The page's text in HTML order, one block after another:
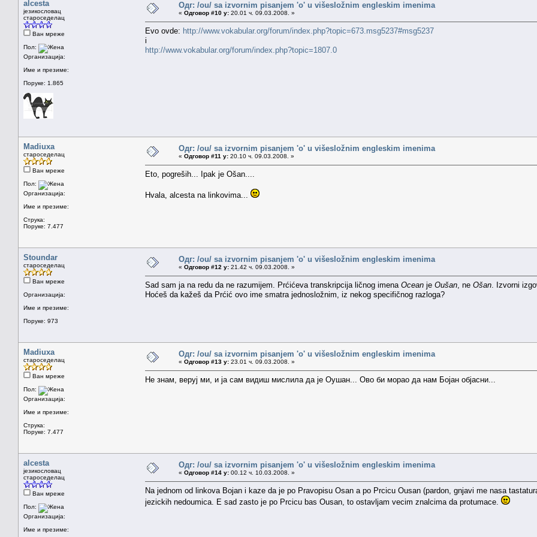
alcesta
језикословац
староседелац
Ван мреже
Пол:
Организација:
Име и презиме:
Поруке: 1.865
Одг: /ou/ sa izvornim pisanjem 'o' u višesložnim engleskim imenima
« Одговор #10 у: 20.01 ч. 09.03.2008. »
Evo ovde: http://www.vokabular.org/forum/index.php?topic=673.msg5237#msg5237
i
http://www.vokabular.org/forum/index.php?topic=1807.0
Madiuxa
староседелац
Ван мреже
Пол:
Организација:
Име и презиме:
Струка:
Поруке: 7.477
Одг: /ou/ sa izvornim pisanjem 'o' u višesložnim engleskim imenima
« Одговор #11 у: 20.10 ч. 09.03.2008. »
Eto, pogreših... Ipak je Ošan....
Hvala, alcesta na linkovima...
Stoundar
староседелац
Ван мреже
Организација:
Име и презиме:
Поруке: 973
Одг: /ou/ sa izvornim pisanjem 'o' u višesložnim engleskim imenima
« Одговор #12 у: 21.42 ч. 09.03.2008. »
Sad sam ja na redu da ne razumijem. Prćićeva transkripcija ličnog imena Ocean je Oušan , ne Ošan . Izvorni
Hoćeš da kažeš da Prćić ovo ime smatra jednosložnim, iz nekog specifičnog razloga?
Madiuxa
староседелац
Ван мреже
Пол:
Организација:
Име и презиме:
Струка:
Поруке: 7.477
Одг: /ou/ sa izvornim pisanjem 'o' u višesložnim engleskim imenima
« Одговор #13 у: 23.01 ч. 09.03.2008. »
Не знам, веруј ми, и ја сам видиш мислила да је Оушан... Ово би морао да нам Бојан објасни...
alcesta
језикословац
староседелац
Ван мреже
Пол:
Организација:
Име и презиме:
Одг: /ou/ sa izvornim pisanjem 'o' u višesložnim engleskim imenima
« Одговор #14 у: 00.12 ч. 10.03.2008. »
Na jednom od linkova Bojan i kaze da je po Pravopisu Osan a po Prcicu Ousan (pardon, gnjavi me nasa
jezickih nedoumica. E sad zasto je po Prcicu bas Ousan, to ostavljam vecim znalcima da protumace.